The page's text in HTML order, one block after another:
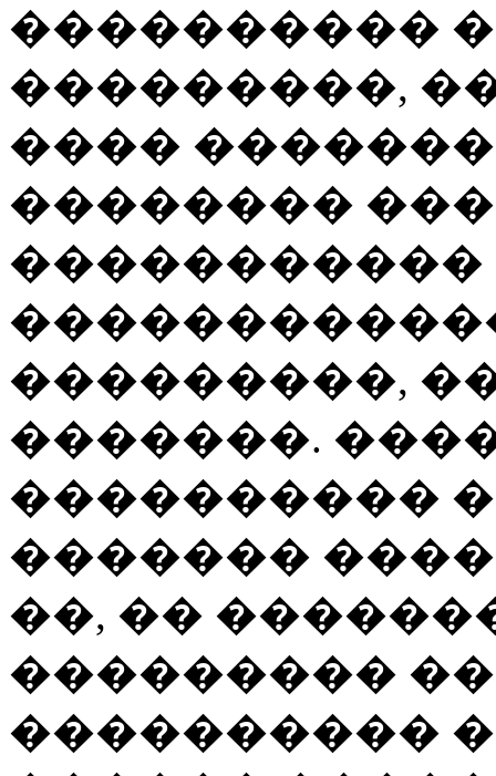
����������
���������,
����
��������
�����������
���������,
�������.
����������
�������
��, ��
���������
����������